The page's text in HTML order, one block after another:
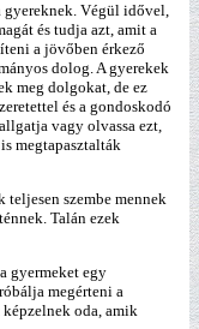
Végül idővel,
és tudja azt, amit a
a jövőben érkező
dolog. A gyerekek
meg dolgokat, de ez
és a gondoskodó
vagy olvassa ezt,
megtapasztalták
szembe mennek
Talán ezek
gyermeket egy
megérteni a
oda, amik